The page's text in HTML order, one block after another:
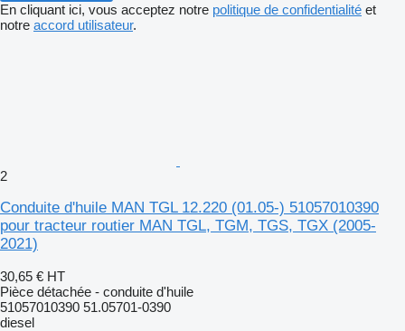
En cliquant ici, vous acceptez notre politique de confidentialité et
notre accord utilisateur.
2
Conduite d'huile MAN TGL 12.220 (01.05-) 51057010390
pour tracteur routier MAN TGL, TGM, TGS, TGX (2005-
2021)
30,65 € HT
Pièce détachée - conduite d'huile
51057010390 51.05701-0390
diesel